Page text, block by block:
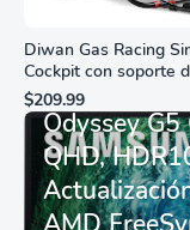
Diwan Gas Racing
Cockpit con soporte
de carreras plegable y
asiento - Logitech
G29/920/923/27/25,
Thrustmaster
T248/X/T300RS/
$209.99
Monitor
Odyssey
QHD,